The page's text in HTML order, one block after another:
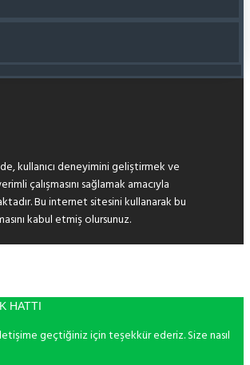
kullanıcı deneyimini geliştirmek ve
çalışmasını sağlamak amacıyla
Bu internet sitesini kullanarak bu
kabul etmiş olursunuz.
HATTI
geçtiğiniz için teşekkür ederiz. Size nasıl